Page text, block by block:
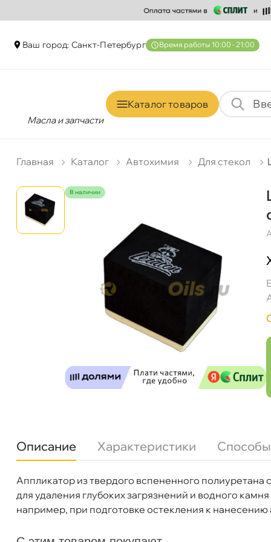
аш город: Санкт-Петербур ремя работы 10:00 - 21:00
Масла и запчасти
Каталог товаро
Главная Катало Автохимия Для стекол
наличии
Описание Характеристики
Аппликатор из твердого вспененного
для удаления глубоких загрязнений и водного
например, при подготовке остекления к
Бренд
Leraton
Артикул
L1044